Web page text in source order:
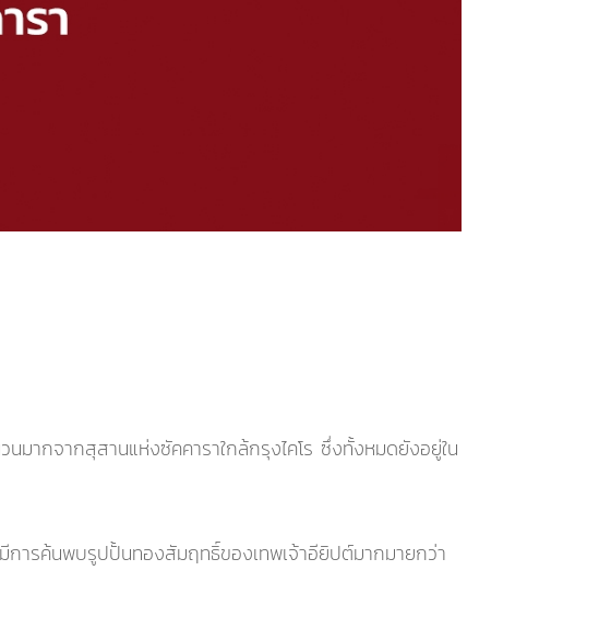
ากจากสุสานแห่งซัคคาราใกล้กรุงไคโร ซึ่งทั้งหมดยังอยู่ใน
ารค้นพบรูปปั้นทองสัมฤทธิ์ของเทพเจ้าอียิปต์มากมายกว่า